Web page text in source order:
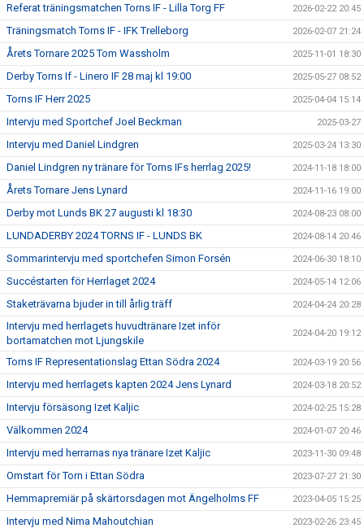
Referat träningsmatchen Torns IF - Lilla Torg FF 2026-02-22 20:45
Träningsmatch Torns IF - IFK Trelleborg 2026-02-07 21:24
Årets Tornare 2025 Tom Wassholm 2025-11-01 18:30
Derby Torns If - Linero IF 28 maj kl 19:00 2025-05-27 08:52
Torns IF Herr 2025 2025-04-04 15:14
Intervju med Sportchef Joel Beckman 2025-03-27
Intervju med Daniel Lindgren 2025-03-24 13:30
Daniel Lindgren ny tränare för Torns IFs herrlag 2025! 2024-11-18 18:00
Årets Tornare Jens Lynard 2024-11-16 19:00
Derby mot Lunds BK 27 augusti kl 18:30 2024-08-23 08:00
LUNDADERBY 2024 TORNS IF - LUNDS BK 2024-08-14 20:46
Sommarintervju med sportchefen Simon Forsén 2024-06-30 18:10
Succéstarten för Herrlaget 2024 2024-05-14 12:06
Staketrävarna bjuder in till årlig träff 2024-04-24 20:28
Intervju med herrlagets huvudtränare Izet inför
bortamatchen mot Ljungskile
2024-04-20 19:12
Torns IF Representationslag Ettan Södra 2024 2024-03-19 20:56
Intervju med herrlagets kapten 2024 Jens Lynard 2024-03-18 20:52
Intervju försäsong Izet Kaljic 2024-02-25 15:28
Välkommen 2024 2024-01-07 20:46
Intervju med herrarnas nya tränare Izet Kaljic 2023-11-30 09:48
Omstart för Torn i Ettan Södra 2023-07-27 21:30
Hemmapremiär på skärtorsdagen mot Ängelholms FF 2023-04-05 15:25
Intervju med Nima Mahoutchian 2023-02-26 23:45